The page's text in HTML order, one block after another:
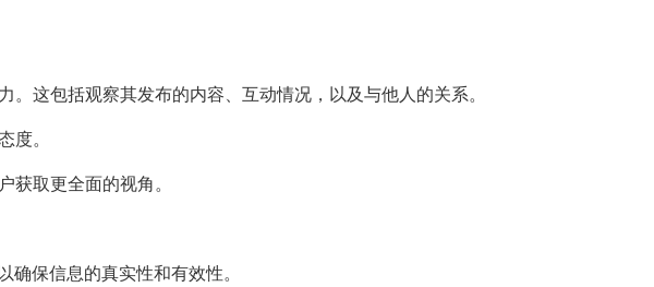
这包括观察其发布的内容、互动情况，以及与他人的关系。
。
取更全面的视角。
保信息的真实性和有效性。